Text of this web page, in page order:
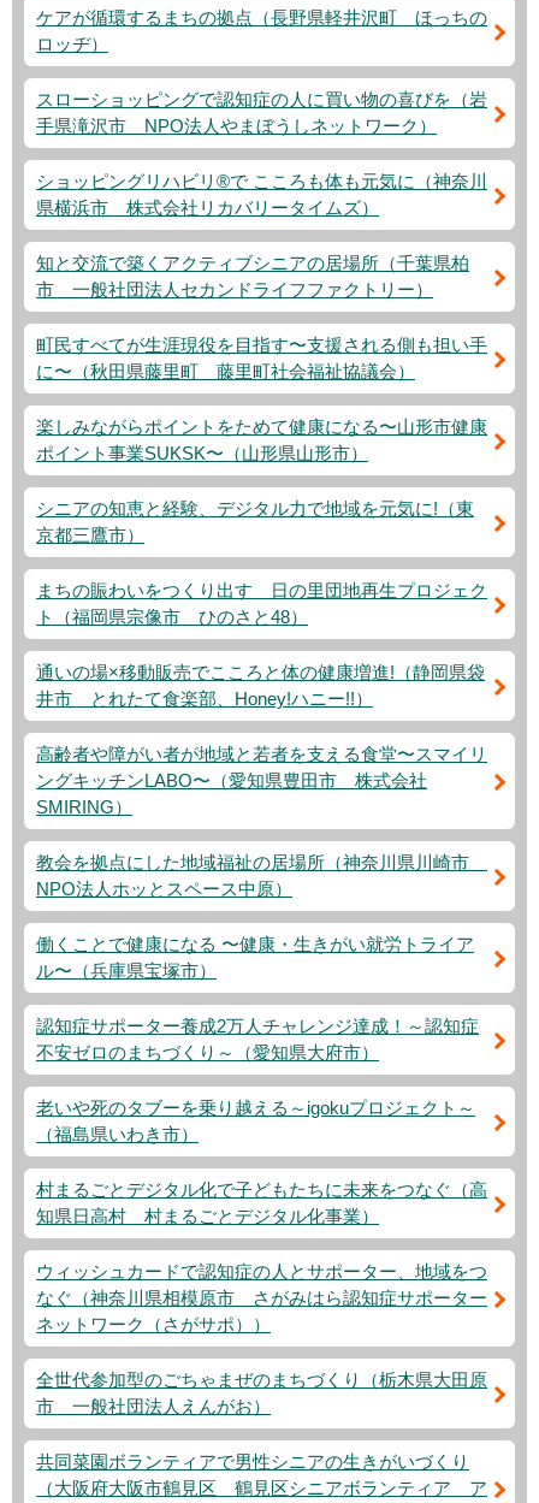
ケアが循環するまちの拠点（長野県軽井沢町 ほっちの
ロッヂ）
スローショッピングで認知症の人に買い物の喜びを（岩
手県滝沢市 NPO法人やまぼうしネットワーク）
ショッピングリハビリ®で こころも体も元気に（神奈川
県横浜市 株式会社リカバリータイムズ）
知と交流で築くアクティブシニアの居場所（千葉県柏
市 一般社団法人セカンドライフファクトリー）
町民すべてが生涯現役を目指す〜支援される側も担い手
に〜（秋田県藤里町 藤里町社会福祉協議会）
楽しみながらポイントをためて健康になる〜山形市健康
ポイント事業SUKSK〜（山形県山形市）
シニアの知恵と経験、デジタル力で地域を元気に!（東
京都三鷹市）
まちの賑わいをつくり出す 日の里団地再生プロジェク
ト（福岡県宗像市 ひのさと48）
通いの場×移動販売でこころと体の健康増進!（静岡県袋
井市 とれたて食楽部、Honey!ハニー!!）
高齢者や障がい者が地域と若者を支える食堂〜スマイリ
ングキッチンLABO〜（愛知県豊田市 株式会社
SMIRING）
教会を拠点にした地域福祉の居場所（神奈川県川崎市
NPO法人ホッとスペース中原）
働くことで健康になる 〜健康・生きがい就労トライア
ル〜（兵庫県宝塚市）
認知症サポーター養成2万人チャレンジ達成！～認知症
不安ゼロのまちづくり～（愛知県大府市）
老いや死のタブーを乗り越える～igokuプロジェクト～
（福島県いわき市）
村まるごとデジタル化で子どもたちに未来をつなぐ（高
知県日高村 村まるごとデジタル化事業）
ウィッシュカードで認知症の人とサポーター、地域をつ
なぐ（神奈川県相模原市 さがみはら認知症サポーター
ネットワーク（さがサポ））
全世代参加型のごちゃまぜのまちづくり（栃木県大田原
市 一般社団法人えんがお）
共同菜園ボランティアで男性シニアの生きがいづくり
（大阪府大阪市鶴見区 鶴見区シニアボランティア ア